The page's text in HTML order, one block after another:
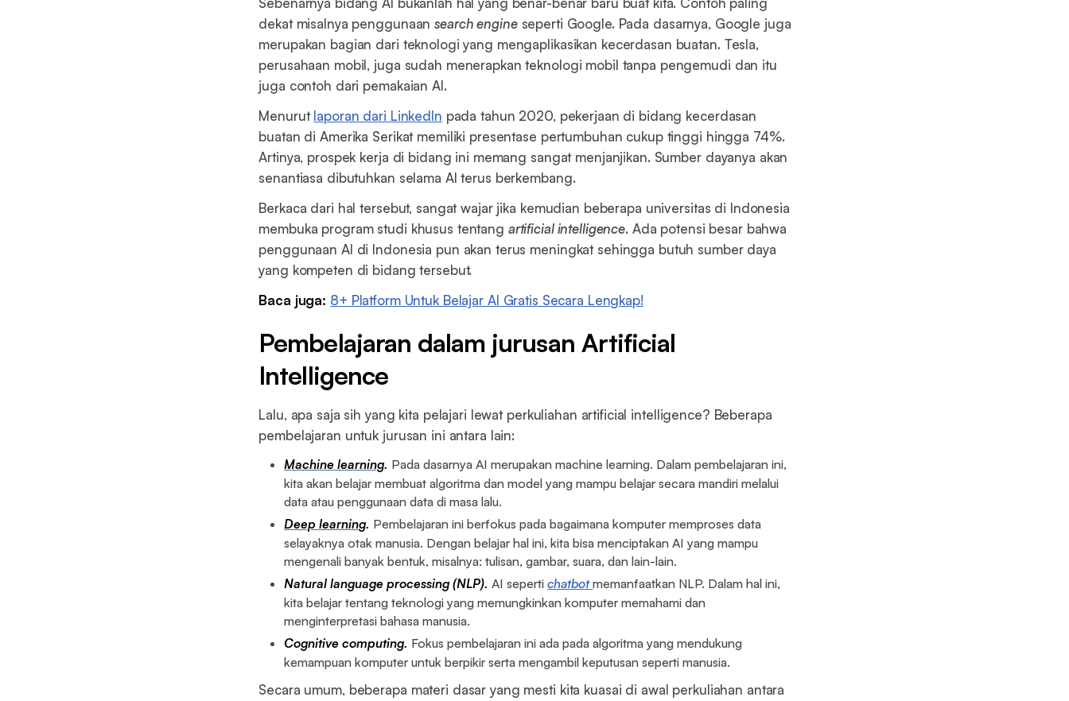
dekat misalnya penggunaansearch engineseperti Google. Pada dasarnya, Google juga
merupakan bagian dari teknologi yang mengaplikasikan kecerdasan buatan. Tesla,
perusahaan mobil, juga sudah menerapkan teknologi mobil tanpa pengemudi dan itu
juga contoh dari pemakaian AI.
Menurutlaporan dari LinkedIn pada tahun 2020, pekerjaan di bidang kecerdasan
buatan di Amerika Serikat memiliki presentase pertumbuhan cukup tinggi hingga 74%.
Artinya, prospek kerja di bidang ini memang sangat menjanjikan. Sumber dayanya akan
senantiasa dibutuhkan selama AI terus berkembang.
Berkaca dari hal tersebut, sangat wajar jika kemudian beberapa universitas di Indonesia
membuka program studi khusus tentang artificial intelligence. Ada potensi besar bahwa
penggunaan AI di Indonesia pun akan terus meningkat sehingga butuh sumber daya
yang kompeten di bidang tersebut.
Baca juga: 8+ Platform Untuk Belajar AI Gratis Secara Lengkap!
Pembelajaran dalam jurusan Artificial
Intelligence
Lalu, apa saja sih yang kita pelajari lewat perkuliahan artificial intelligence? Beberapa
pembelajaran untuk jurusan ini antara lain:
Machine learning. Pada dasarnya AI merupakan machine learning. Dalam pembelajaran ini,
kita akan belajar membuat algoritma dan model yang mampu belajar secara mandiri melalui
data atau penggunaan data di masa lalu.
Deep learning. Pembelajaran ini berfokus pada bagaimana komputer memproses data
selayaknya otak manusia. Dengan belajar hal ini, kita bisa menciptakan AI yang mampu
mengenali banyak bentuk, misalnya: tulisan, gambar, suara, dan lain-lain.
Natural language processing (NLP). AI sepertichatbot memanfaatkan NLP. Dalam hal ini,
kita belajar tentang teknologi yang memungkinkan komputer memahami dan
menginterpretasi bahasa manusia.
Cognitive computing. Fokus pembelajaran ini ada pada algoritma yang mendukung
kemampuan komputer untuk berpikir serta mengambil keputusan seperti manusia.
Secara umum, beberapa materi dasar yang mesti kita kuasai di awal perkuliahan antara